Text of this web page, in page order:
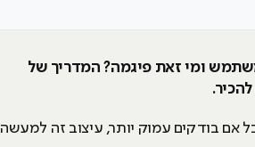
משתמש ומי זאת פיגמה? המדריך של
אם בודקים עמוק יותר, עיצוב זה למעשה